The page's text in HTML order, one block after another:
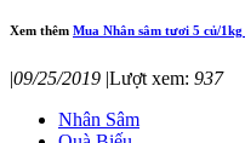
Xem thêm Mua Nhân sâm tươi 5 củ/
|09/25/2019 |Lượt xem: 937
Nhân Sâm